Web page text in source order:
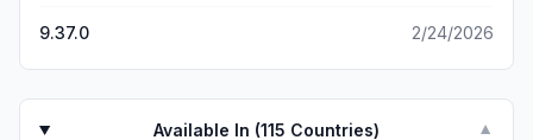
9.37.0 2/24/2026
Available In (115 Countries) ▼